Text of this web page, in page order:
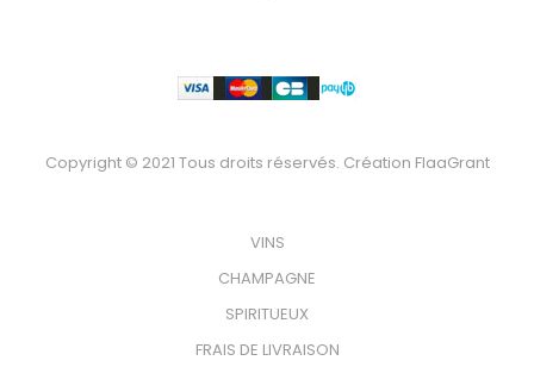
Copyright © 2021 Tous droits réservés. Création FlaaGrant
VINS
CHAMPAGNE
SPIRITUEUX
FRAIS DE LIVRAISON